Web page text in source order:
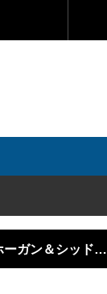
ーガン＆シッド戦